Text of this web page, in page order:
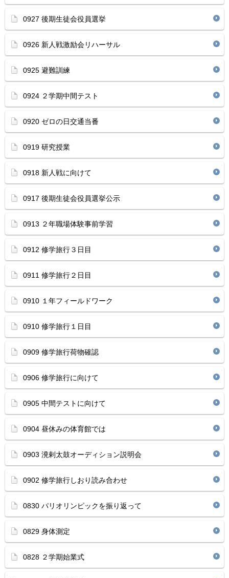
0927 後期生徒会役員選挙
0926 新人戦激励会リハーサル
0925 避難訓練
0924 ２学期中間テスト
0920 ゼロの日交通当番
0919 研究授業
0918 新人戦に向けて
0917 後期生徒会役員選挙公示
0913 ２年職場体験事前学習
0912 修学旅行３日目
0911 修学旅行２日目
0910 １年フィールドワーク
0910 修学旅行１日目
0909 修学旅行荷物確認
0906 修学旅行に向けて
0905 中間テストに向けて
0904 昼休みの体育館では
0903 溌剌太鼓オーディション説明会
0902 修学旅行しおり読み合わせ
0830 パリオリンピックを振り返って
0829 身体測定
0828 ２学期始業式